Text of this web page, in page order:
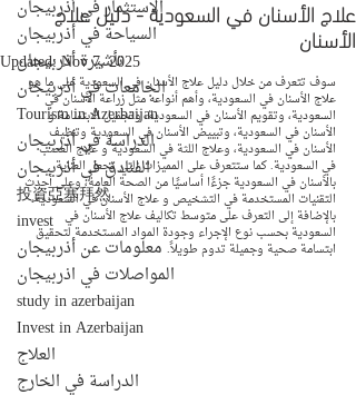
الاستثمار في أذربيجان
السياحة في أذربيجان
تأشيرة أذربيجان
الجامعات في أذربيجان
Tourism in Azerbaijan
الدراسة في أذربيجان
الفنادق في أذربيجان
投資亞塞拜然
invest
معلومات عن أذربيجان
المواصلات في اذربيجان
study in azerbaijan
Invest in Azerbaijan
العلاج
الدراسة في الخارج
علاج الأسنان في السعودية - دليل علاج
الأسنان
Updated:Nov 7, 2025
سوف تتعرف من خلال دليل علاج الأسنان في السعودية على ما هو
علاج الأسنان في السعودية، وأهم أنواعه مثل زراعة الأسنان في
السعودية، وتقويم الأسنان في السعودية، وتجميل الابتسامة و
الأسنان في السعودية، وتبييض الأسنان في السعودية وتنظيف
الأسنان في السعودية، وعلاج اللثة في السعودية و علاج العصب
في السعودية. كما ستتعرف على المميزات التي تجعل العناية
بالأسنان في السعودية جزءًا أساسيًا من الصحة العامة، وعلى أحدث
التقنيات المستخدمة في التشخيص و علاج الأسنان في السعودية،
بالإضافة إلى التعرف على متوسط تكاليف علاج الأسنان في
السعودية بحسب نوع الإجراء وجودة المواد المستخدمة لتحقيق
ابتسامة صحية وجميلة تدوم طويلاً.